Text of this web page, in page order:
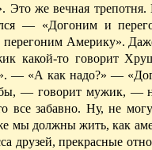
Это же вечная трепотня.
— «Догоним и
Америку».
какой-то говорит
— «А как надо?» —
— говорит мужик, —
все забавно. Ну, не
мы должны жить, как
друзей, прекрасные